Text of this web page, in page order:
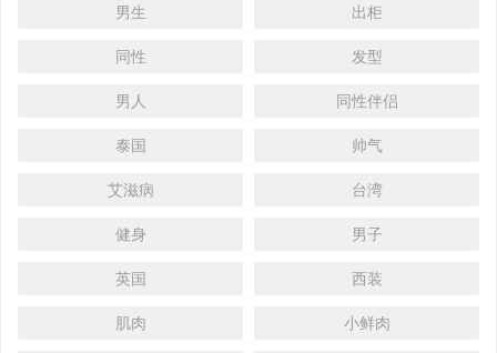
男生 出柜
同性 发型
男人 同性伴侣
泰国 帅气
艾滋病 台湾
健身 男子
英国 西装
肌肉 小鲜肉